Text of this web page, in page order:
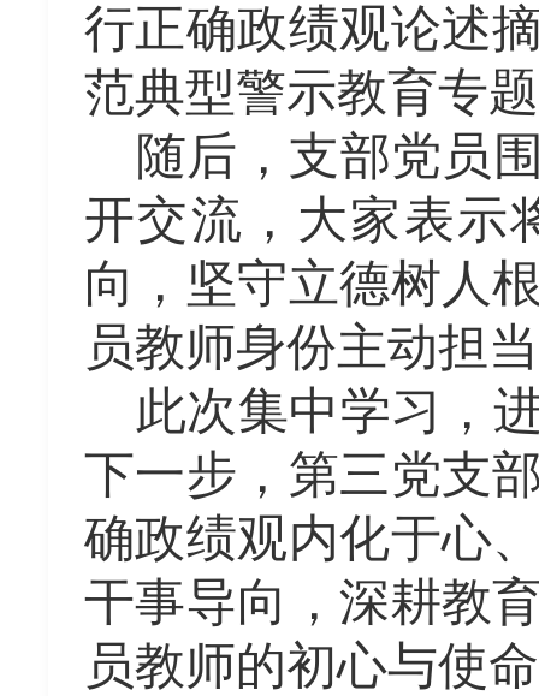
行正确政绩观论述
范典型警示教育专
随后，支部党员
开交流，大家表示
向，坚守立德树人
员教师身份主动担
此次集中学习，
下一步，第三党支
确政绩观内化于心
干事导向，深耕教
员教师的初心与使